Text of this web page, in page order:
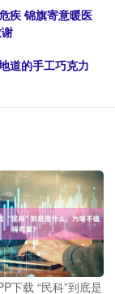
疾 锦旗寄意暖医
道的手工巧克力
下载 “民科”到底是